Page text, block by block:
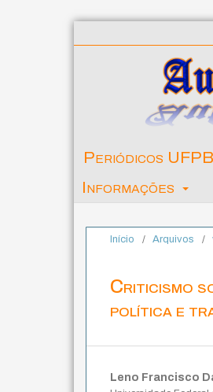
Periódicos UFPB
Informações
Início / Arquivos /
Criticismo
política e
Leno Francisco